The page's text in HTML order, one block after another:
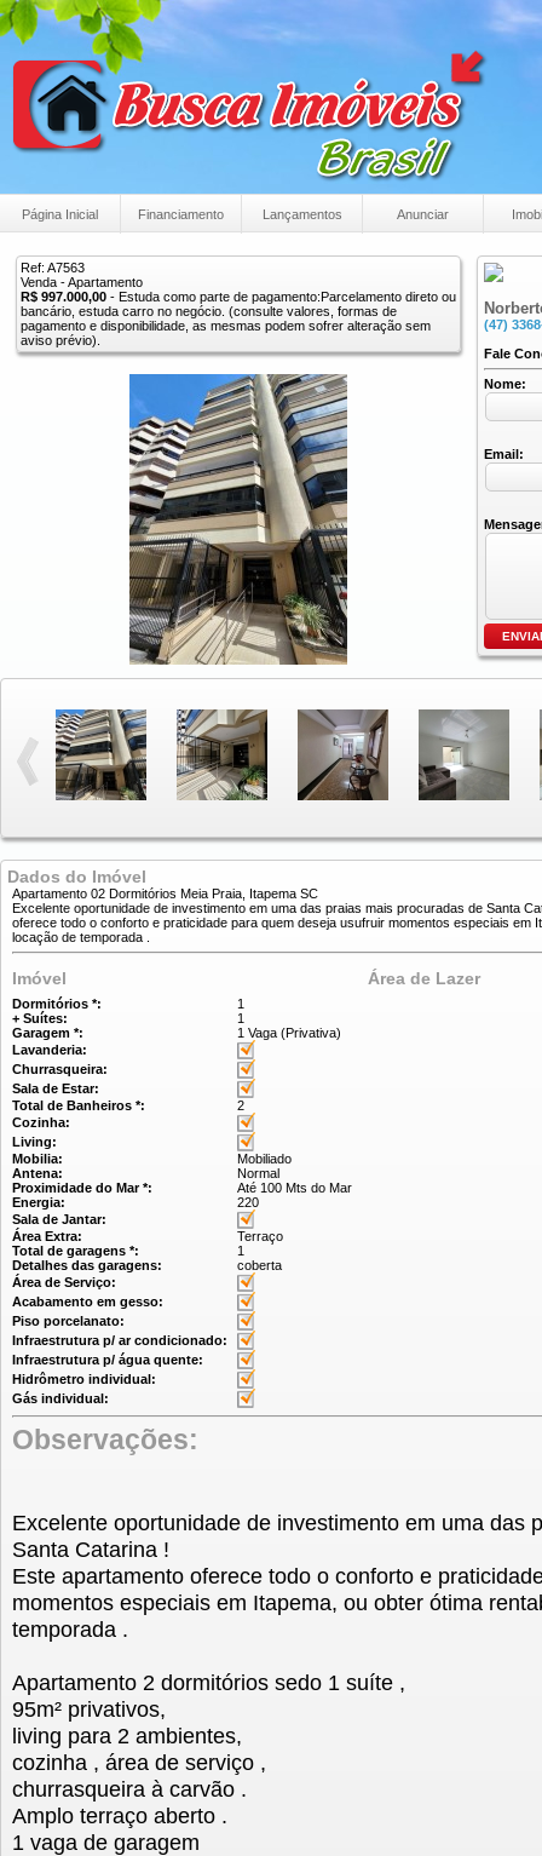
Página Inicial Financiamento Lançamentos Anunciar
Ref: A7563
Venda - Apartamento
R$ 997.000,00 - Estuda como parte de pagamento:Parcelamento direto ou
bancário, estuda carro no negócio. (consulte valores, formas de
pagamento e disponibilidade, as mesmas podem sofrer alteração sem
aviso prévio).
(47)
Fale
Nome:
Email:
Dados do Imóvel
Apartamento 02 Dormitórios Meia Praia, Itapema SC
Excelente oportunidade de investimento em uma das praias mais procuradas de Santa
oferece todo o conforto e praticidade para quem deseja usufruir momentos especiais em
locação de temporada .
Imóvel Área de Lazer
Dormitórios *:
1
+ Suítes:
1
Garagem *:
1 Vaga (Privativa)
Lavanderia:
Churrasqueira:
Sala de Estar:
Total de Banheiros *:
2
Cozinha:
Living:
Mobilia:
Mobiliado
Antena:
Normal
Proximidade do Mar *:
Até 100 Mts do Mar
Energia:
220
Sala de Jantar:
Área Extra:
Terraço
Total de garagens *:
1
Detalhes das garagens:
coberta
Área de Serviço:
Acabamento em gesso:
Piso porcelanato:
Infraestrutura p/ ar condicionado:
Infraestrutura p/ água quente:
Hidrômetro individual:
Gás individual:
Observações:
Excelente oportunidade de investimento em uma das
Santa Catarina !
Este apartamento oferece todo o conforto e
momentos especiais em Itapema, ou obter ótima
temporada .
Apartamento 2 dormitórios sedo 1 suíte ,
95m² privativos,
living para 2 ambientes,
cozinha , área de serviço ,
churrasqueira à carvão .
Amplo terraço aberto .
1 vaga de garagem